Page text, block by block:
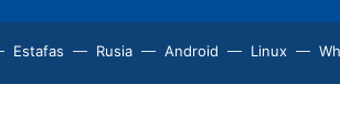
Estafas Rusia Android Linux